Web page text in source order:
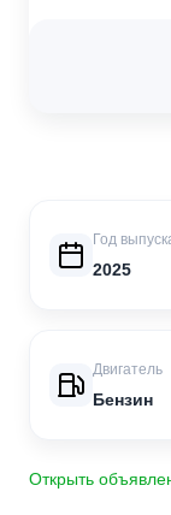
Год
2025
Двигатель
Бензин
Открыть